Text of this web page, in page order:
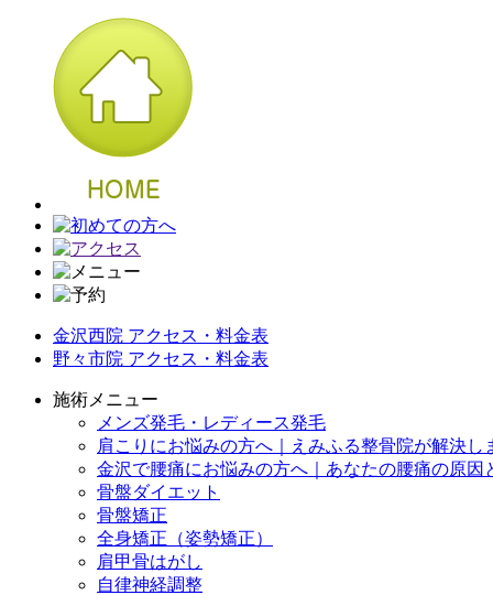
金沢西院 アクセス・料金表
野々市院 アクセス・料金表
施術メニュー
メンズ発毛・レディース発毛
肩こりにお悩みの方へ｜えみふる整骨院が解決し
金沢で腰痛にお悩みの方へ｜あなたの腰痛の原因
骨盤ダイエット
骨盤矯正
全身矯正（姿勢矯正）
肩甲骨はがし
自律神経調整